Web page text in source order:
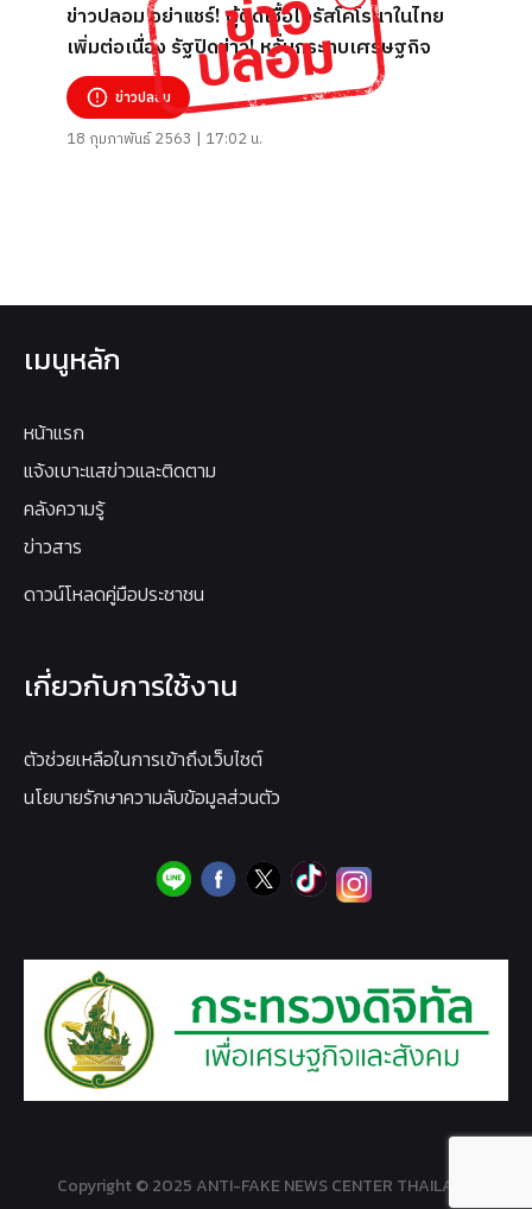
ข่าวปลอม อย่าแชร์! ผู้ติดเชื้อไวรัสโคโรนาในไทย
เพิ่มต่อเนื่อง รัฐปิดข่าว! หวั่นกระทบเศรษฐกิจ
ข่าวปลอม
18 กุมภาพันธ์ 2563 | 17:02 น.
เมนูหลัก
หน้าแรก
แจ้งเบาะแสข่าวและติดตาม
คลังความรู้
ข่าวสาร
ดาวน์โหลดคู่มือประชาชน
เกี่ยวกับการใช้งาน
ตัวช่วยเหลือในการเข้าถึงเว็บไซต์
นโยบายรักษาความลับข้อมูลส่วนตัว
Copyright © 2025 ANTI-FAKE NEWS CENTER THAILAND